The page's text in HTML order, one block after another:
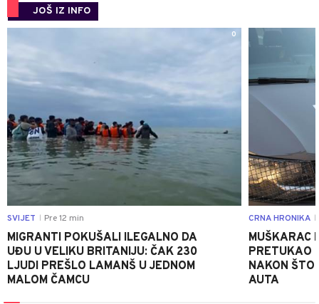
JOŠ IZ INFO
0
SVIJET Pre 12 min
MIGRANTI POKUŠALI ILEGALNO DA
UĐU U VELIKU BRITANIJU: ČAK 230
LJUDI PREŠLO LAMANŠ U JEDNOM
MALOM ČAMCU
CRNA HRONIKA
MUŠKARAC
PRETUKAO
NAKON ŠTO
AUTA